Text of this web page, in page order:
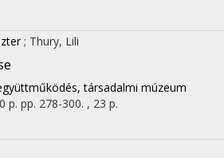
; Thury, Lili
társadalmi múzeum
p. pp. 278-300. , 23 p.